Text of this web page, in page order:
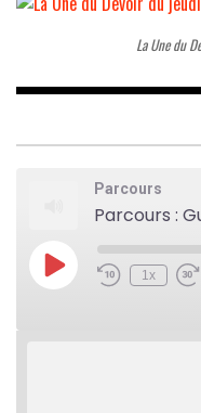
La Une du
Parcours
Parcours :
Play
Episode
Rewind
1x